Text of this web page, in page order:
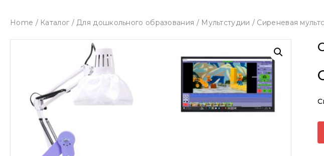
Home / Каталог / Для дошкольного образования / Мультстудии / Сиреневая